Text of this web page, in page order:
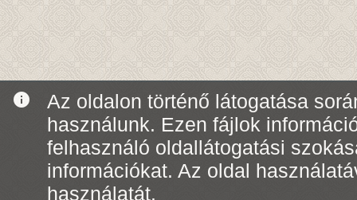
info
Az oldalon történő látogatása
használunk. Ezen fájlok
felhasználó oldallátogatási
információkat. Az oldal
használatát.